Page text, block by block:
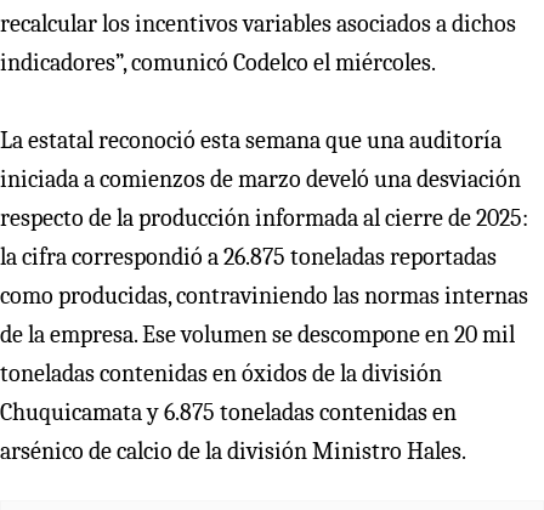
recalcular los incentivos variables asociados a dichos
indicadores”, comunicó Codelco el miércoles.
La estatal reconoció esta semana que una auditoría
iniciada a comienzos de marzo develó una desviación
respecto de la producción informada al cierre de 2025:
la cifra correspondió a 26.875 toneladas reportadas
como producidas, contraviniendo las normas internas
de la empresa. Ese volumen se descompone en 20 mil
toneladas contenidas en óxidos de la división
Chuquicamata y 6.875 toneladas contenidas en
arsénico de calcio de la división Ministro Hales.